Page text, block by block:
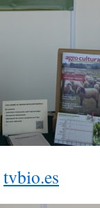
tvbio.es